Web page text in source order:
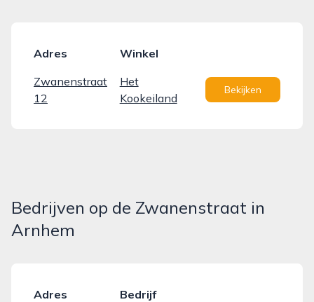
Adres
Winkel
Zwanenstraat
12
Het
Kookeiland
Bekijken
Bedrijven op de Zwanenstraat in
Arnhem
Adres Bedrijf